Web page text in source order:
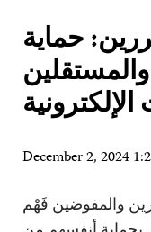
حماية
December 2, 2024
والمفوضين فَهْم